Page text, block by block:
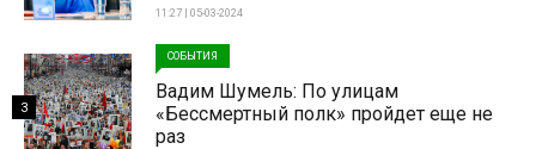
11:27 | 05-03-2024
СОБЫТИЯ
Вадим Шумель: По улицам
«Бессмертный полк» пройдет еще не
раз
3